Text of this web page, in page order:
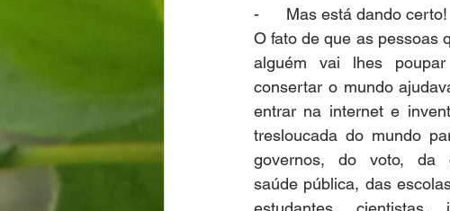
-      Mas está dando certo!
O fato de que as pessoas
alguém vai lhes
consertar o mundo
entrar na internet e
tresloucada do mundo
governos, do voto, da
saúde pública, das